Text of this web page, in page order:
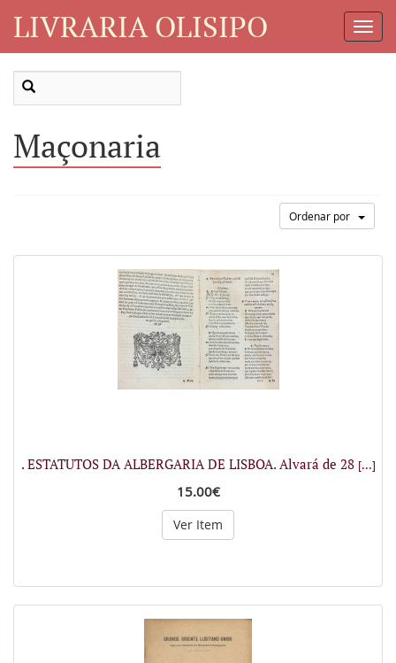
LIVRARIA OLISIPO
Maçonaria
Ordenar por
. ESTATUTOS DA ALBERGARIA DE LISBOA. Alvará de 28 [...]
15.00€
Ver Item